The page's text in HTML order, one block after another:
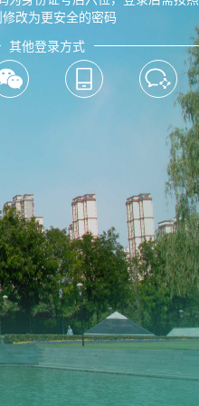
改为更安全的密码
其他登录方式